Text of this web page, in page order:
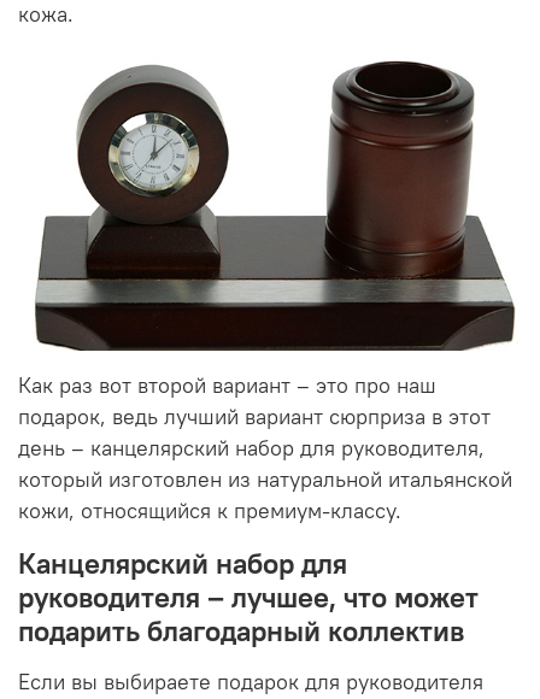
кожа.
Как раз вот второй вариант – это про наш
подарок, ведь лучший вариант сюрприза в этот
день – канцелярский набор для руководителя,
который изготовлен из натуральной итальянской
кожи, относящийся к премиум-классу.
Канцелярский набор для
руководителя – лучшее, что может
подарить благодарный коллектив
Если вы выбираете подарок для руководителя